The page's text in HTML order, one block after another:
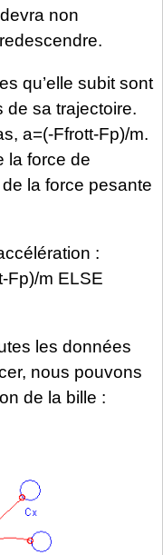
non
qu’elle subit sont
sa trajectoire.
a=(-Ffrott-Fp)/m.
la force de
la force pesante
:
Fp)/m ELSE
les données
nous pouvons
de la bille :